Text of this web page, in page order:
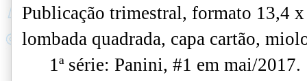
Publicação trimestral, formato 13,4
lombada quadrada, capa cartão,
1ª série: Panini, #1 em mai/2017.